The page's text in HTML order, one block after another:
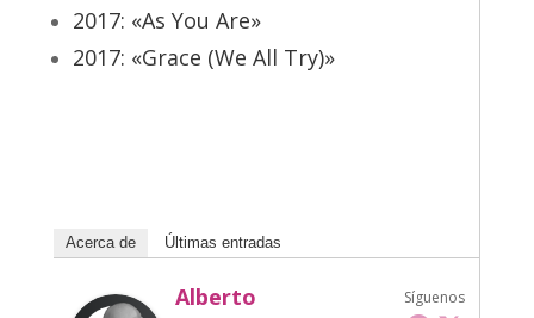
2017: «As You Are»
2017: «Grace (We All Try)»
Acerca de Últimas entradas
Síguenos
Alberto